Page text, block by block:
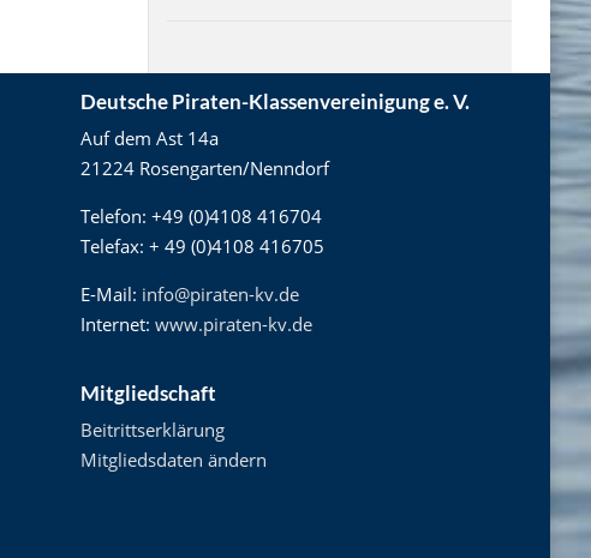
Deutsche Piraten-Klassenvereinigung e. V.
Auf dem Ast 14a
21224 Rosengarten/Nenndorf
Telefon: +49 (0)4108 416704
Telefax: + 49 (0)4108 416705
E-Mail: info@piraten-kv.de
Internet: www.piraten-kv.de
Mitgliedschaft
Beitrittserklärung
Mitgliedsdaten ändern